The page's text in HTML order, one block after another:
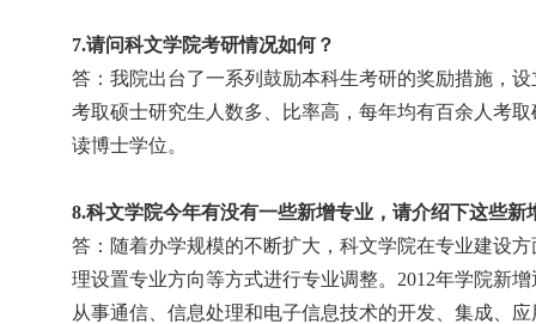
7.请问科文学院考研情况如何？
答：我院出台了一系列鼓励本科生考研的奖励措施，
考取硕士研究生人数多、比率高，每年均有百余人考
读博士学位。
8.科文学院今年有没有一些新增专业，请介绍下这些新
答：随着办学规模的不断扩大，科文学院在专业建设
理设置专业方向等方式进行专业调整。 2012年学院新
从事通信、信息处理和电子信息技术的开发、集成、